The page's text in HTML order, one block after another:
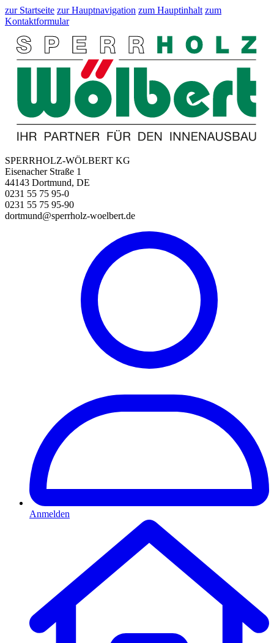
zur Startseite zur Hauptnavigation zum Hauptinhalt zum
Kontaktformular
SPERRHOLZ-WÖLBERT KG
Eisenacher Straße 1
44143 Dortmund, DE
0231 55 75 95-0
0231 55 75 95-90
dortmund@sperrholz-woelbert.de
Anmelden